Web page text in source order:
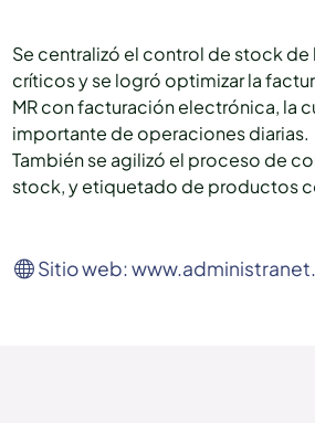
Se centralizó el control de stock
críticos y se logró optimizar la
MR con facturación electrónica, la
importante de operaciones diarias.
También se agilizó el proceso de
stock, y etiquetado de productos
Sitio web: